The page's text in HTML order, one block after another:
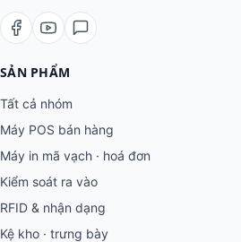
SẢN PHẨM
Tất cả nhóm
Máy POS bán hàng
Máy in mã vạch · hoá đơn
Kiểm soát ra vào
RFID & nhận dạng
Kệ kho · trưng bày